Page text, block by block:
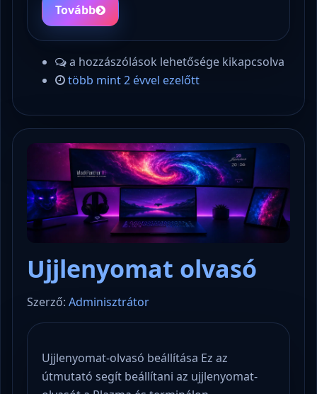
Tovább
a hozzászólások lehetősége kikapcsolva
több mint 2 évvel ezelőtt
Ujjlenyomat olvasó
Szerző: Adminisztrátor
Ujjlenyomat-olvasó beállítása Ez az
útmutató segít beállítani az ujjlenyomat-